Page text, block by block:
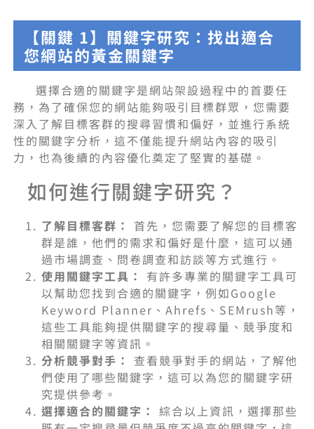
【關鍵 1】關鍵字研究：找出適合
您網站的黃金關鍵字
選擇合適的關鍵字是網站架設過程中的首要任
務，為了確保您的網站能夠吸引目標群眾，您需要
深入了解目標客群的搜尋習慣和偏好，並進行系統
性的關鍵字分析，這不僅能提升網站內容的吸引
力，也為後續的內容優化奠定了堅實的基礎。
如何進行關鍵字研究？
了解目標客群：
首先，您需要了解您的目標客
群是誰，他們的需求和偏好是什麼，這可以通
過市場調查、問卷調查和訪談等方式進行。
使用關鍵字工具：
有許多專業的關鍵字工具可
以幫助您找到合適的關鍵字，例如Google
Keyword Planner、Ahrefs、SEMrush等，
這些工具能夠提供關鍵字的搜尋量、競爭度和
相關關鍵字等資訊。
分析競爭對手：
查看競爭對手的網站，了解他
們使用了哪些關鍵字，這可以為您的關鍵字研
究提供參考。
選擇適合的關鍵字： 綜合以上資訊，選擇那些